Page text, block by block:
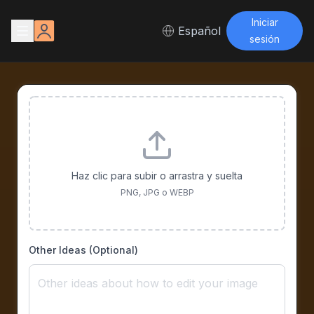
Español
Iniciar
sesión
Haz clic para subir o arrastra y suelta
PNG, JPG o WEBP
Other Ideas (Optional)